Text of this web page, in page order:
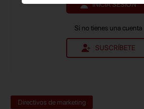
que se convierte en lo más
en la ciudad de Barcelona.
INICIA SESIÓN
Si no tienes una cuenta
SUSCRÍBETE
Directivos de marketing